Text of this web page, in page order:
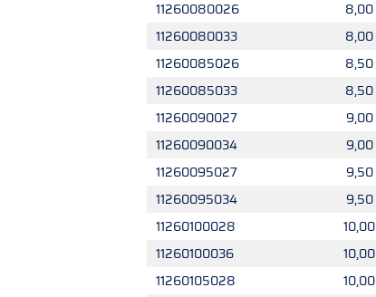
11260080026
8,00
11260080033
8,00
11260085026
8,50
11260085033
8,50
11260090027
9,00
11260090034
9,00
11260095027
9,50
11260095034
9,50
11260100028
10,00
11260100036
10,00
11260105028
10,00